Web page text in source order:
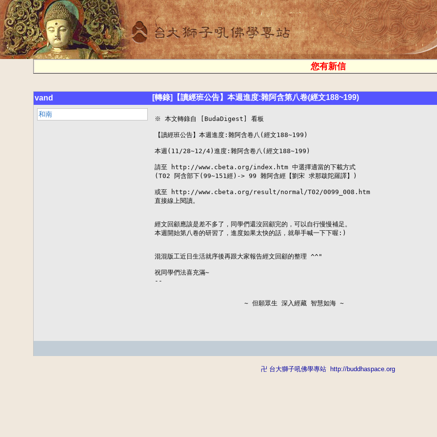
您有新信
vand [轉錄]【讀經班公告】本週進度:雜阿含第八卷(經文188~199)
和南
※ 本文轉錄自 [BudaDigest] 看板
【讀經班公告】本週進度:雜阿含卷八(經文188~199)
本週(11/28~12/4)進度:雜阿含卷八(經文188~199)
請至 http://www.cbeta.org/index.htm 中選擇適當的下載方式
(T02 阿含部下(99~151經)-> 99 雜阿含經【劉宋 求那跋陀羅譯】)
或至 http://www.cbeta.org/result/normal/T02/0099_008.htm
直接線上閱讀。
經文回顧應該是差不多了，同學們還沒回顧完的，可以自行慢慢補足。
本週開始第八卷的研習了，進度如果太快的話，就舉手喊一下下喔:)
混混版工近日生活就序後再跟大家報告經文回顧的整理 ^^"
祝同學們法喜充滿~
--
                       ~ 但願眾生 深入經藏 智慧如海 ~
卍 台大獅子吼佛學專站 http://buddhaspace.org